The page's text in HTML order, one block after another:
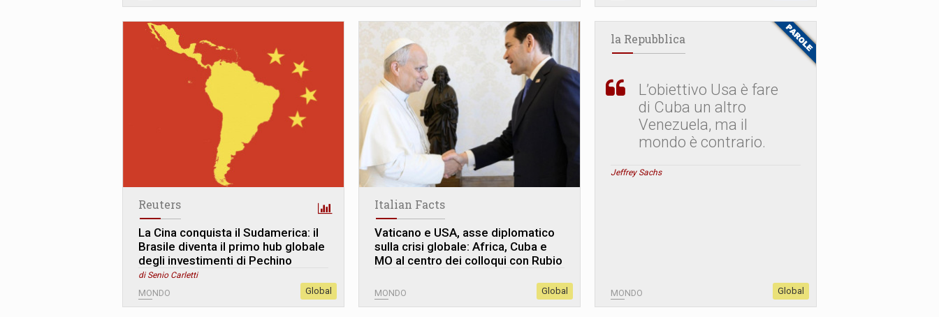
Reuters
La Cina conquista il Sudamerica: il
Brasile diventa il primo hub globale
degli investimenti di Pechino
di Senio Carletti
MONDO Global
Italian Facts
Vaticano e USA, asse diplomatico
sulla crisi globale: Africa, Cuba e
MO al centro dei colloqui con Rubio
MONDO Global
la Repubblica
L’obiettivo Usa è fare
di Cuba un altro
Venezuela, ma il
mondo è contrario.
Jeffrey Sachs
MONDO Global